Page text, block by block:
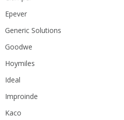
Epever
Generic Solutions
Goodwe
Hoymiles
Ideal
Improinde
Kaco